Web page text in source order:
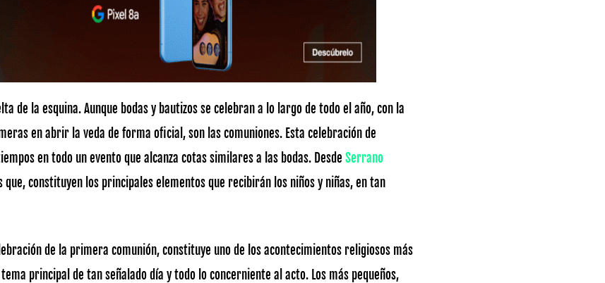
de la esquina. Aunque bodas y bautizos se celebran a lo largo de todo el año, con la
en abrir la veda de forma oficial, son las comuniones. Esta celebración de
en todo un evento que alcanza cotas similares a las bodas. Desde Serrano
constituyen los principales elementos que recibirán los niños y niñas, en tan
de la primera comunión, constituye uno de los acontecimientos religiosos más
principal de tan señalado día y todo lo concerniente al acto. Los más pequeños,